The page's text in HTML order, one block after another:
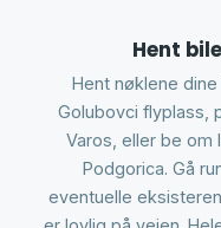
Hent
Hent nøklene
Golubovci flyplass,
Varos, eller be om
Podgorica. Gå
eventuelle